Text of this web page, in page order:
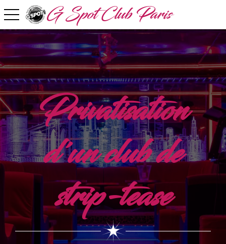
G Spot Club Paris
toggle navigation
Privatisation
d'un club de
strip-tease